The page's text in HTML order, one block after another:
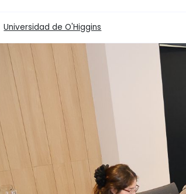
Universidad de O'Higgins